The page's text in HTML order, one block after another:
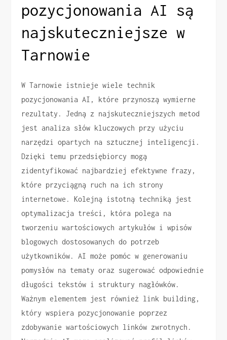
pozycjonowania AI są
najskuteczniejsze w
Tarnowie
W Tarnowie istnieje wiele technik
pozycjonowania AI, które przynoszą wymierne
rezultaty. Jedną z najskuteczniejszych metod
jest analiza słów kluczowych przy użyciu
narzędzi opartych na sztucznej inteligencji.
Dzięki temu przedsiębiorcy mogą
zidentyfikować najbardziej efektywne frazy,
które przyciągną ruch na ich strony
internetowe. Kolejną istotną techniką jest
optymalizacja treści, która polega na
tworzeniu wartościowych artykułów i wpisów
blogowych dostosowanych do potrzeb
użytkowników. AI może pomóc w generowaniu
pomysłów na tematy oraz sugerować odpowiednie
długości tekstów i struktury nagłówków.
Ważnym elementem jest również link building,
który wspiera pozycjonowanie poprzez
zdobywanie wartościowych linków zwrotnych.